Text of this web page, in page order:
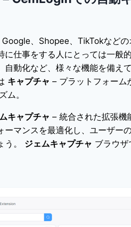
、Shopee、TikTokなど
仕事をする人にとっては一般
自動化など、様々な機能を備え
キャプチャ – プラットフォーム
ム。
キャプチャ – 統合された拡張機
ーマンスを最適化し、ユーザー
う。 ジェムキャプチャ ブラウザ